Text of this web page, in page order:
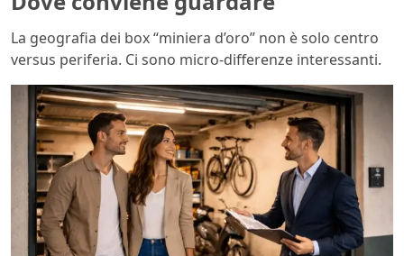
La geografia dei box “miniera d’oro” non è solo centro
versus periferia. Ci sono micro-differenze interessanti.